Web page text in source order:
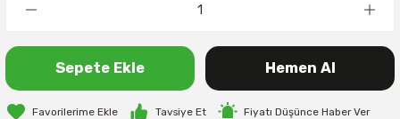
Sepete Ekle Hemen Al
Tavsiye Et Fiyatı Düşünce Haber Ver